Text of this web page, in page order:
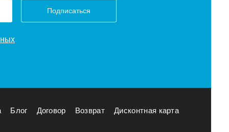
Подписаться
Блог Договор Возврат Дисконтная карта